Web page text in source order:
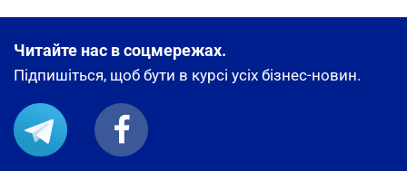
Читайте нас в соцмережах.
Підпишіться, щоб бути в курсі усіх бізнес-новин.